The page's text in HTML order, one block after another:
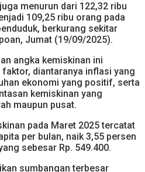
menurun dari 122,32 ribu
109,25 ribu orang pada
berkurang sekitar
Jumat (19/09/2025).
angka kemiskinan ini
diantaranya inflasi yang
ekonomi yang positif, serta
kemiskinan yang
maupun pusat.
pada Maret 2025 tercatat
per bulan, naik 3,55 persen
sebesar Rp. 549.400.
sumbangan terbesar